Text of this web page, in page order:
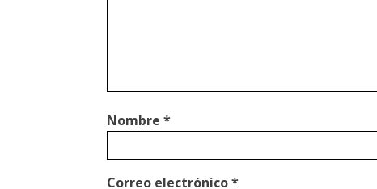
Nombre *
Correo electrónico*